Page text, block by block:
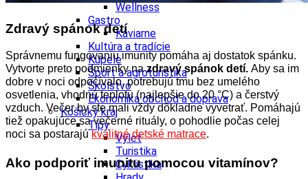
Wellness
Gastro
Kaviarne
Kultúra a tradície
Kúpele
Šport a agroturistika
Školstvo
Ekonomika obchod a doprava
Košický kraj
Tipy
Výlet
Turistika
Cyklistika
Zdravý spánok detí
Správnemu fungovaniu imunity pomáha aj dostatok spánku.
Vytvorte preto podmienky nazdravý spánok detí. Aby sa im
dobre v noci odpočívalo, potrebujú tmu bez umelého
osvetlenia, vhodnú teplotu (najlepšie do 20 °C) a čerstvý
vzduch. Večer by ste mali vždy dôkladne vyvetrať. Pomáhajú
tiež opakujúce sa večerné rituály, o pohodlie počas celej
noci sa postarajúkvalitné detské matrace.
Ako podporiť imunitu pomocou vitamínov?